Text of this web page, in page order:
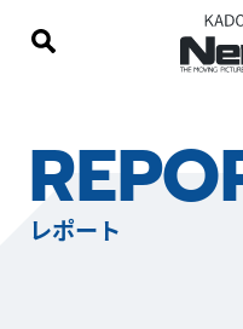
レポート